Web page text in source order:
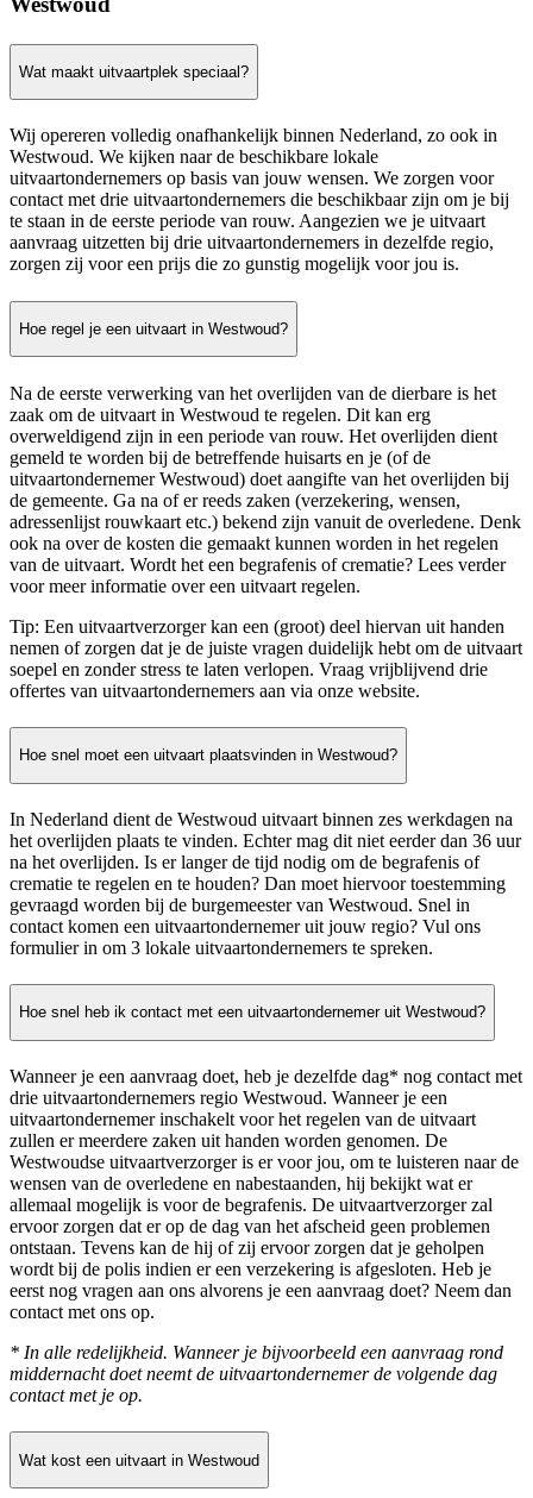
Wat maakt uitvaartplek speciaal?
Wij opereren volledig onafhankelijk binnen Nederland, zo ook in
Westwoud. We kijken naar de beschikbare lokale
uitvaartondernemers op basis van jouw wensen. We zorgen voor
contact met drie uitvaartondernemers die beschikbaar zijn om je bij
te staan in de eerste periode van rouw. Aangezien we je uitvaart
aanvraag uitzetten bij drie uitvaartondernemers in dezelfde regio,
zorgen zij voor een prijs die zo gunstig mogelijk voor jou is.
Hoe regel je een uitvaart in Westwoud?
Na de eerste verwerking van het overlijden van de dierbare is het
zaak om de uitvaart in Westwoud te regelen. Dit kan erg
overweldigend zijn in een periode van rouw. Het overlijden dient
gemeld te worden bij de betreffende huisarts en je (of de
uitvaartondernemer Westwoud) doet aangifte van het overlijden bij
de gemeente. Ga na of er reeds zaken (verzekering, wensen,
adressenlijst rouwkaart etc.) bekend zijn vanuit de overledene. Denk
ook na over de kosten die gemaakt kunnen worden in het regelen
van de uitvaart. Wordt het een begrafenis of crematie? Lees verder
voor meer informatie over een uitvaart regelen.
Tip: Een uitvaartverzorger kan een (groot) deel hiervan uit handen
nemen of zorgen dat je de juiste vragen duidelijk hebt om de uitvaart
soepel en zonder stress te laten verlopen. Vraag vrijblijvend drie
offertes van uitvaartondernemers aan via onze website.
Hoe snel moet een uitvaart plaatsvinden in Westwoud?
In Nederland dient de Westwoud uitvaart binnen zes werkdagen na
het overlijden plaats te vinden. Echter mag dit niet eerder dan 36 uur
na het overlijden. Is er langer de tijd nodig om de begrafenis of
crematie te regelen en te houden? Dan moet hiervoor toestemming
gevraagd worden bij de burgemeester van Westwoud. Snel in
contact komen een uitvaartondernemer uit jouw regio? Vul ons
formulier in om 3 lokale uitvaartondernemers te spreken.
Hoe snel heb ik contact met een uitvaartondernemer uit Westwoud?
Wanneer je een aanvraag doet, heb je dezelfde dag* nog contact met
drie uitvaartondernemers regio Westwoud. Wanneer je een
uitvaartondernemer inschakelt voor het regelen van de uitvaart
zullen er meerdere zaken uit handen worden genomen. De
Westwoudse uitvaartverzorger is er voor jou, om te luisteren naar de
wensen van de overledene en nabestaanden, hij bekijkt wat er
allemaal mogelijk is voor de begrafenis. De uitvaartverzorger zal
ervoor zorgen dat er op de dag van het afscheid geen problemen
ontstaan. Tevens kan de hij of zij ervoor zorgen dat je geholpen
wordt bij de polis indien er een verzekering is afgesloten. Heb je
eerst nog vragen aan ons alvorens je een aanvraag doet? Neem dan
contact met ons op.
* In alle redelijkheid. Wanneer je bijvoorbeeld een aanvraag rond
middernacht doet neemt de uitvaartondernemer de volgende dag
contact met je op.
Wat kost een uitvaart in Westwoud